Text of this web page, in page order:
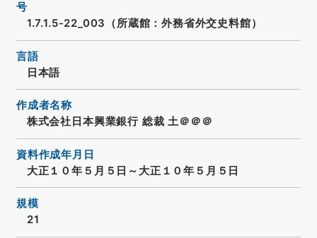
号
1.7.1.5-22_003（所蔵館：外務省外交史料館）
言語
日本語
作成者名称
株式会社日本興業銀行 総裁 土＠＠＠
資料作成年月日
大正１０年５月５日～大正１０年５月５日
規模
21